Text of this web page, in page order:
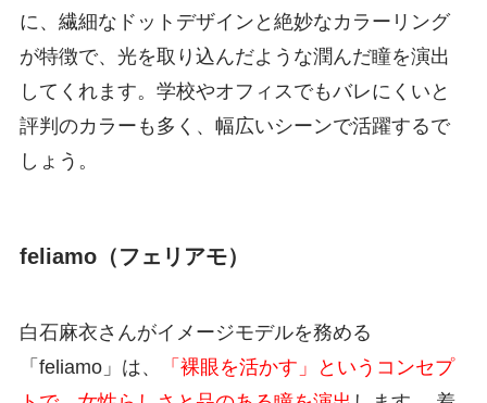
に、繊細なドットデザインと絶妙なカラーリング
が特徴で、光を取り込んだような潤んだ瞳を演出
してくれます。学校やオフィスでもバレにくいと
評判のカラーも多く、幅広いシーンで活躍するで
しょう。
feliamo（フェリアモ）
白石麻衣さんがイメージモデルを務める
「feliamo」は、
「裸眼を活かす」というコンセプ